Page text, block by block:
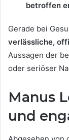
betroffen
Gerade bei
verlässliche,
Aussagen der
oder seriöser
Manus
und